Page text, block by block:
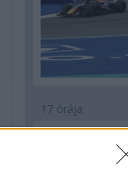
17 órája
Kerékpáros
Bottas az F1-es